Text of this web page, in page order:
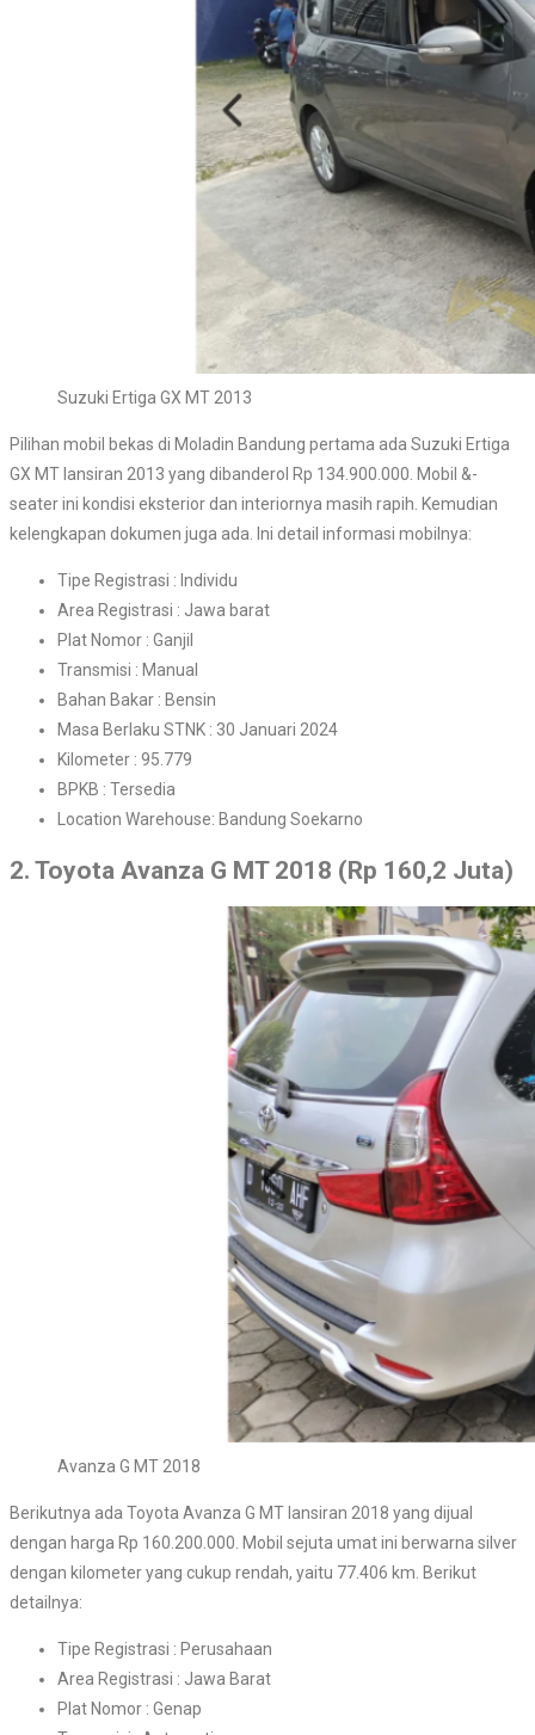
Suzuki Ertiga GX MT 2013
Pilihan mobil bekas di Moladin Bandung pertama ada Suzuki Ertiga
GX MT lansiran 2013 yang dibanderol Rp 134.900.000. Mobil &-
seater ini kondisi eksterior dan interiornya masih rapih. Kemudian
kelengkapan dokumen juga ada. Ini detail informasi mobilnya:
Tipe Registrasi : Individu
Area Registrasi : Jawa barat
Plat Nomor : Ganjil
Transmisi : Manual
Bahan Bakar : Bensin
Masa Berlaku STNK : 30 Januari 2024
Kilometer : 95.779
BPKB : Tersedia
Location Warehouse: Bandung Soekarno
2. Toyota Avanza G MT 2018 (Rp 160,2 Juta)
Avanza G MT 2018
Berikutnya ada Toyota Avanza G MT lansiran 2018 yang dijual
dengan harga Rp 160.200.000. Mobil sejuta umat ini berwarna silver
dengan kilometer yang cukup rendah, yaitu 77.406 km. Berikut
detailnya:
Tipe Registrasi : Perusahaan
Area Registrasi : Jawa Barat
Plat Nomor : Genap